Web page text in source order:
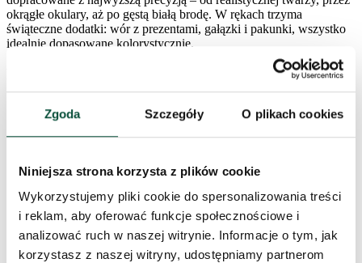
Zgoda Szczegóły O plikach cookies
Niniejsza strona korzysta z plików cookie
Wykorzystujemy pliki cookie do spersonalizowania treści
i reklam, aby oferować funkcje społecznościowe i
analizować ruch w naszej witrynie. Informacje o tym, jak
korzystasz z naszej witryny, udostępniamy partnerom
okrągłe okulary, aż po gęstą białą brodę. W rękach trzyma
świąteczne dodatki: wór z prezentami, gałązki i pakunki, wszystko
idealnie dopasowane kolorystycznie.
Wysokość (ze stojakiem) 60cm
Szerokość 19cm
Długość 28,5cm
Materiał 70% tkanina, 30% tworzywo sztuczne